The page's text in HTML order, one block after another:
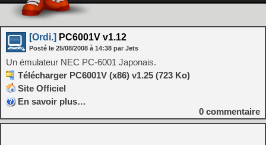
[Ordi.] PC6001V v1.12
Posté le 25/08/2008 à 14:38 par Jets
Un émulateur NEC PC-6001 Japonais.
Télécharger PC6001V (x86) v1.25 (723 Ko)
Site Officiel
En savoir plus…
0 commentaire